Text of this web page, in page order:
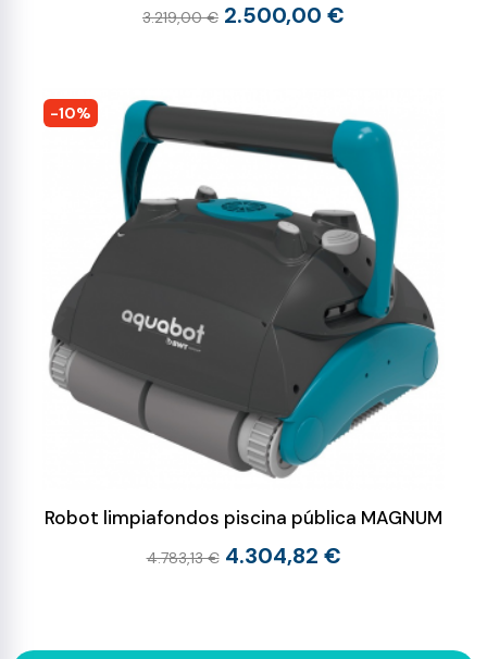
3.219,00 € 2.500,00 €
-10%
Robot limpiafondos piscina pública MAGNUM
4.783,13 € 4.304,82 €